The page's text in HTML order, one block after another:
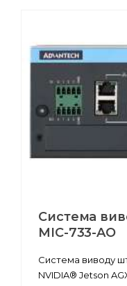
Система
MIC-733-AO
Система виводу
NVIDIA® Jetson